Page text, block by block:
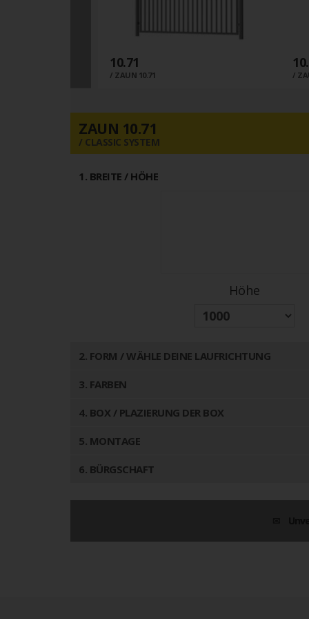
10.71
ZAUN 10.71
ZAUN 10.71
CLASSIC SYSTEM
1 . BREITE / HÖHE
Höhe
2. FORM / WÄHLE DEINE LAUFRICHTUNG
3. FARBEN
4. BOX / PLAZIERUNG DER BOX
5. MONTAGE
6. BÜRGSCHAFT